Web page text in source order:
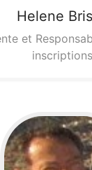
Helene
et
inscriptions